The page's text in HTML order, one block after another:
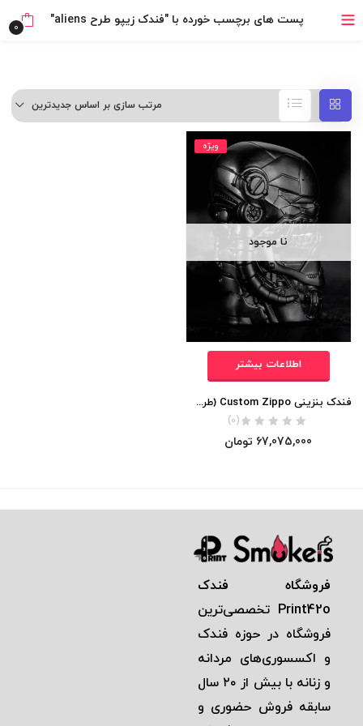
خرید قسطی با ترب‌پی
پست های برچسب خورده با "فندک زیپو طرح aliens" 0
مرتب سازی بر اساس جدیدترین
ویژه
نا موجود
اطلاعات بیشتر
فندک بنزینی Custom Zippo (طراحی 540 درجه بیگانگان فضایی)
(0)
67,075,000 تومان
فروشگاه فندک
Print42o تخصصی‌ترين
فروشگاه در حوزه فندک
و اكسسوری‌های مردانه
و زنانه با بيش از ٢٠ سال
سابقه فروش حضوری و